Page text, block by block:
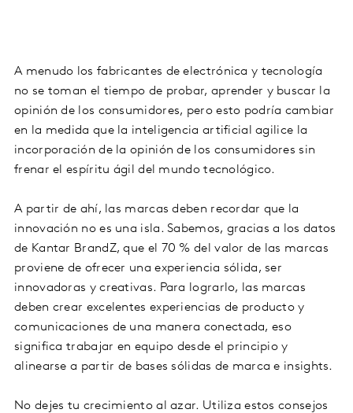
A menudo los fabricantes de electrónica y tecnología
no se toman el tiempo de probar, aprender y buscar la
opinión de los consumidores, pero esto podría cambiar
en la medida que la inteligencia artificial agilice la
incorporación de la opinión de los consumidores sin
frenar el espíritu ágil del mundo tecnológico.
A partir de ahí, las marcas deben recordar que la
innovación no es una isla. Sabemos, gracias a los datos
de Kantar BrandZ, que el 70 % del valor de las marcas
proviene de ofrecer una experiencia sólida, ser
innovadoras y creativas. Para lograrlo, las marcas
deben crear excelentes experiencias de producto y
comunicaciones de una manera conectada, eso
significa trabajar en equipo desde el principio y
alinearse a partir de bases sólidas de marca e insights.
No dejes tu crecimiento al azar. Utiliza estos consejos